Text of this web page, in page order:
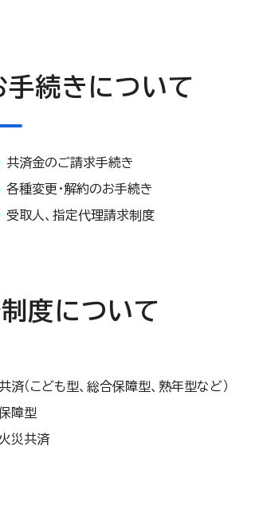
手続きについて
共済金のご請求手続き
各種変更・解約のお手続き
受取人、指定代理請求制度
度について
済（こども型、総合保障型、熟年型など）
障型
災共済